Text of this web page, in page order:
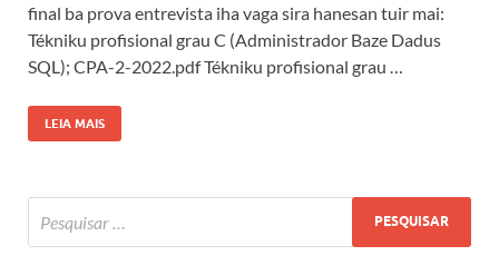
final ba prova entrevista iha vaga sira hanesan tuir mai:
Tékniku profisional grau C (Administrador Baze Dadus
SQL); CPA-2-2022.pdf Tékniku profisional grau …
LEIA MAIS